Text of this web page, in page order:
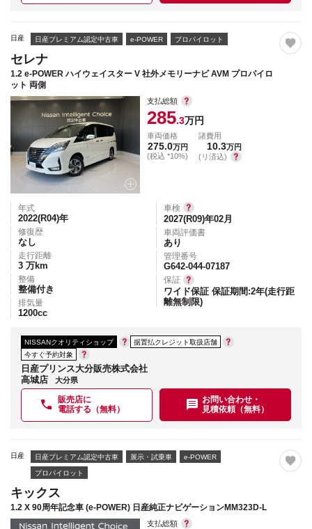
日産 日産プレミアム認定中古車 e-POWER プロパイロット
セレナ
1.2 e-POWER ハイウェイスター V 社外メモリーナビ AVM プロパイロ
ット 両側
支払総額
285.3万円
車両価格
275.0万円
(税込 *10%)
諸費用
10.3万円
(リ済込)
年式
2022(R04)年
修復歴
なし
走行距離
3 万km
整備
整備付き
排気量
1200cc
車検
2027(R09)年02月
車両評価書
あり
管理番号
G642-044-07187
保証
ワイド保証 保証期間:2年(走行距
離無制限)
NISSANクオリティショップ
据置払クレジット取扱店舗
今すぐ予約対象
日産プリンス大分販売株式会社
高城店
大分県
販売店に
電話する（無料）
お問い合わせ・
見積依頼（無料）
日産 日産プレミアム認定中古車 展示・試乗車 e-POWER
プロパイロット
キックス
1.2 X 90周年記念車 (e-POWER) 日産純正ナビゲーションMM323D-L
支払総額